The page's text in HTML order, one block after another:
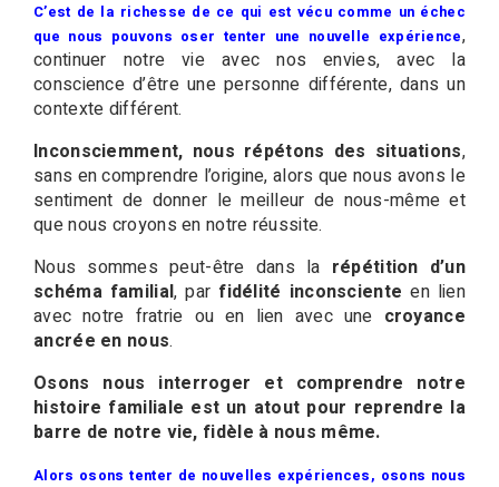
C’est de la richesse de ce qui est vécu comme un échec
que nous pouvons oser tenter une nouvelle expérience,
continuer notre vie avec nos envies, avec la
conscience d’être une personne différente, dans un
contexte différent.
Inconsciemment, nous répétons des situations,
sans en comprendre l’origine, alors que nous avons le
sentiment de donner le meilleur de nous-même et
que nous croyons en notre réussite.
Nous sommes peut-être dans la répétition d’un
schéma familial, par fidélité inconsciente en lien
avec notre fratrie ou en lien avec une croyance
ancrée en nous.
Osons nous interroger et comprendre notre
histoire familiale est un atout pour reprendre la
barre de notre vie, fidèle à nous même.
Alors osons tenter de nouvelles expériences, osons nous